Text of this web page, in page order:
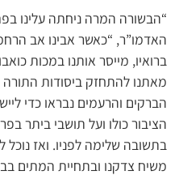
“הבשורה המרה ניחתה עלינו
האדמו”ר, “כאשר אבינו אב
ברואיו, מייסר אותנו במכות
מאתנו להתחזק ביסודות
הברקים והרעמים נבראו כדי
הציבור כולו ועל תושבי ביתר
בתשובה שלימה לפניו. ואז
משיח צדקנו ובתחיית המתים